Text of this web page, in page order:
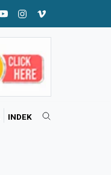
INDEK